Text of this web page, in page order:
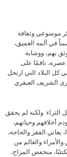
موسوعي وثقافة
في ألمه العميق،
بهم، ووشاية
ناقمًا على
كل البلاد التي ارتحل
الشريف العبقري
الثراء. ولكنه لم يحقق
أخلاقهم وحياتهم،
الفقر والحاجة،
والعالم من
منخفض المزاج،